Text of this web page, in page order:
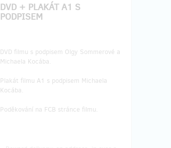
DVD + PLAKÁT A1 S
PODPISEM
DVD filmu s podpisem Olgy Sommerové a
Michaela Kocába.
Plakát filmu A1 s podpisem Michaela
Kocába.
Poděkování na FCB stránce filmu.